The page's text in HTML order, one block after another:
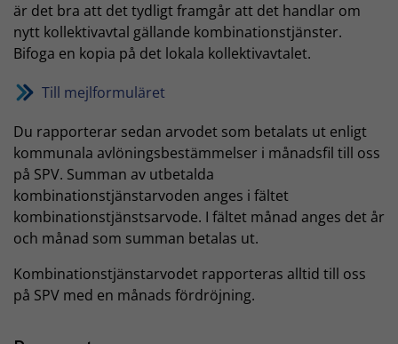
är det bra att det tydligt framgår att det handlar om
nytt kollektivavtal gällande kombinationstjänster.
Bifoga en kopia på det lokala kollektivavtalet.
Till mejlformuläret
Du rapporterar sedan arvodet som betalats ut enligt
kommunala avlöningsbestämmelser i månadsfil till oss
på SPV. Summan av utbetalda
kombinationstjänstarvoden anges i fältet
kombinationstjänstsarvode. I fältet månad anges det år
och månad som summan betalas ut.
Kombinationstjänstarvodet rapporteras alltid till oss
på SPV med en månads fördröjning.